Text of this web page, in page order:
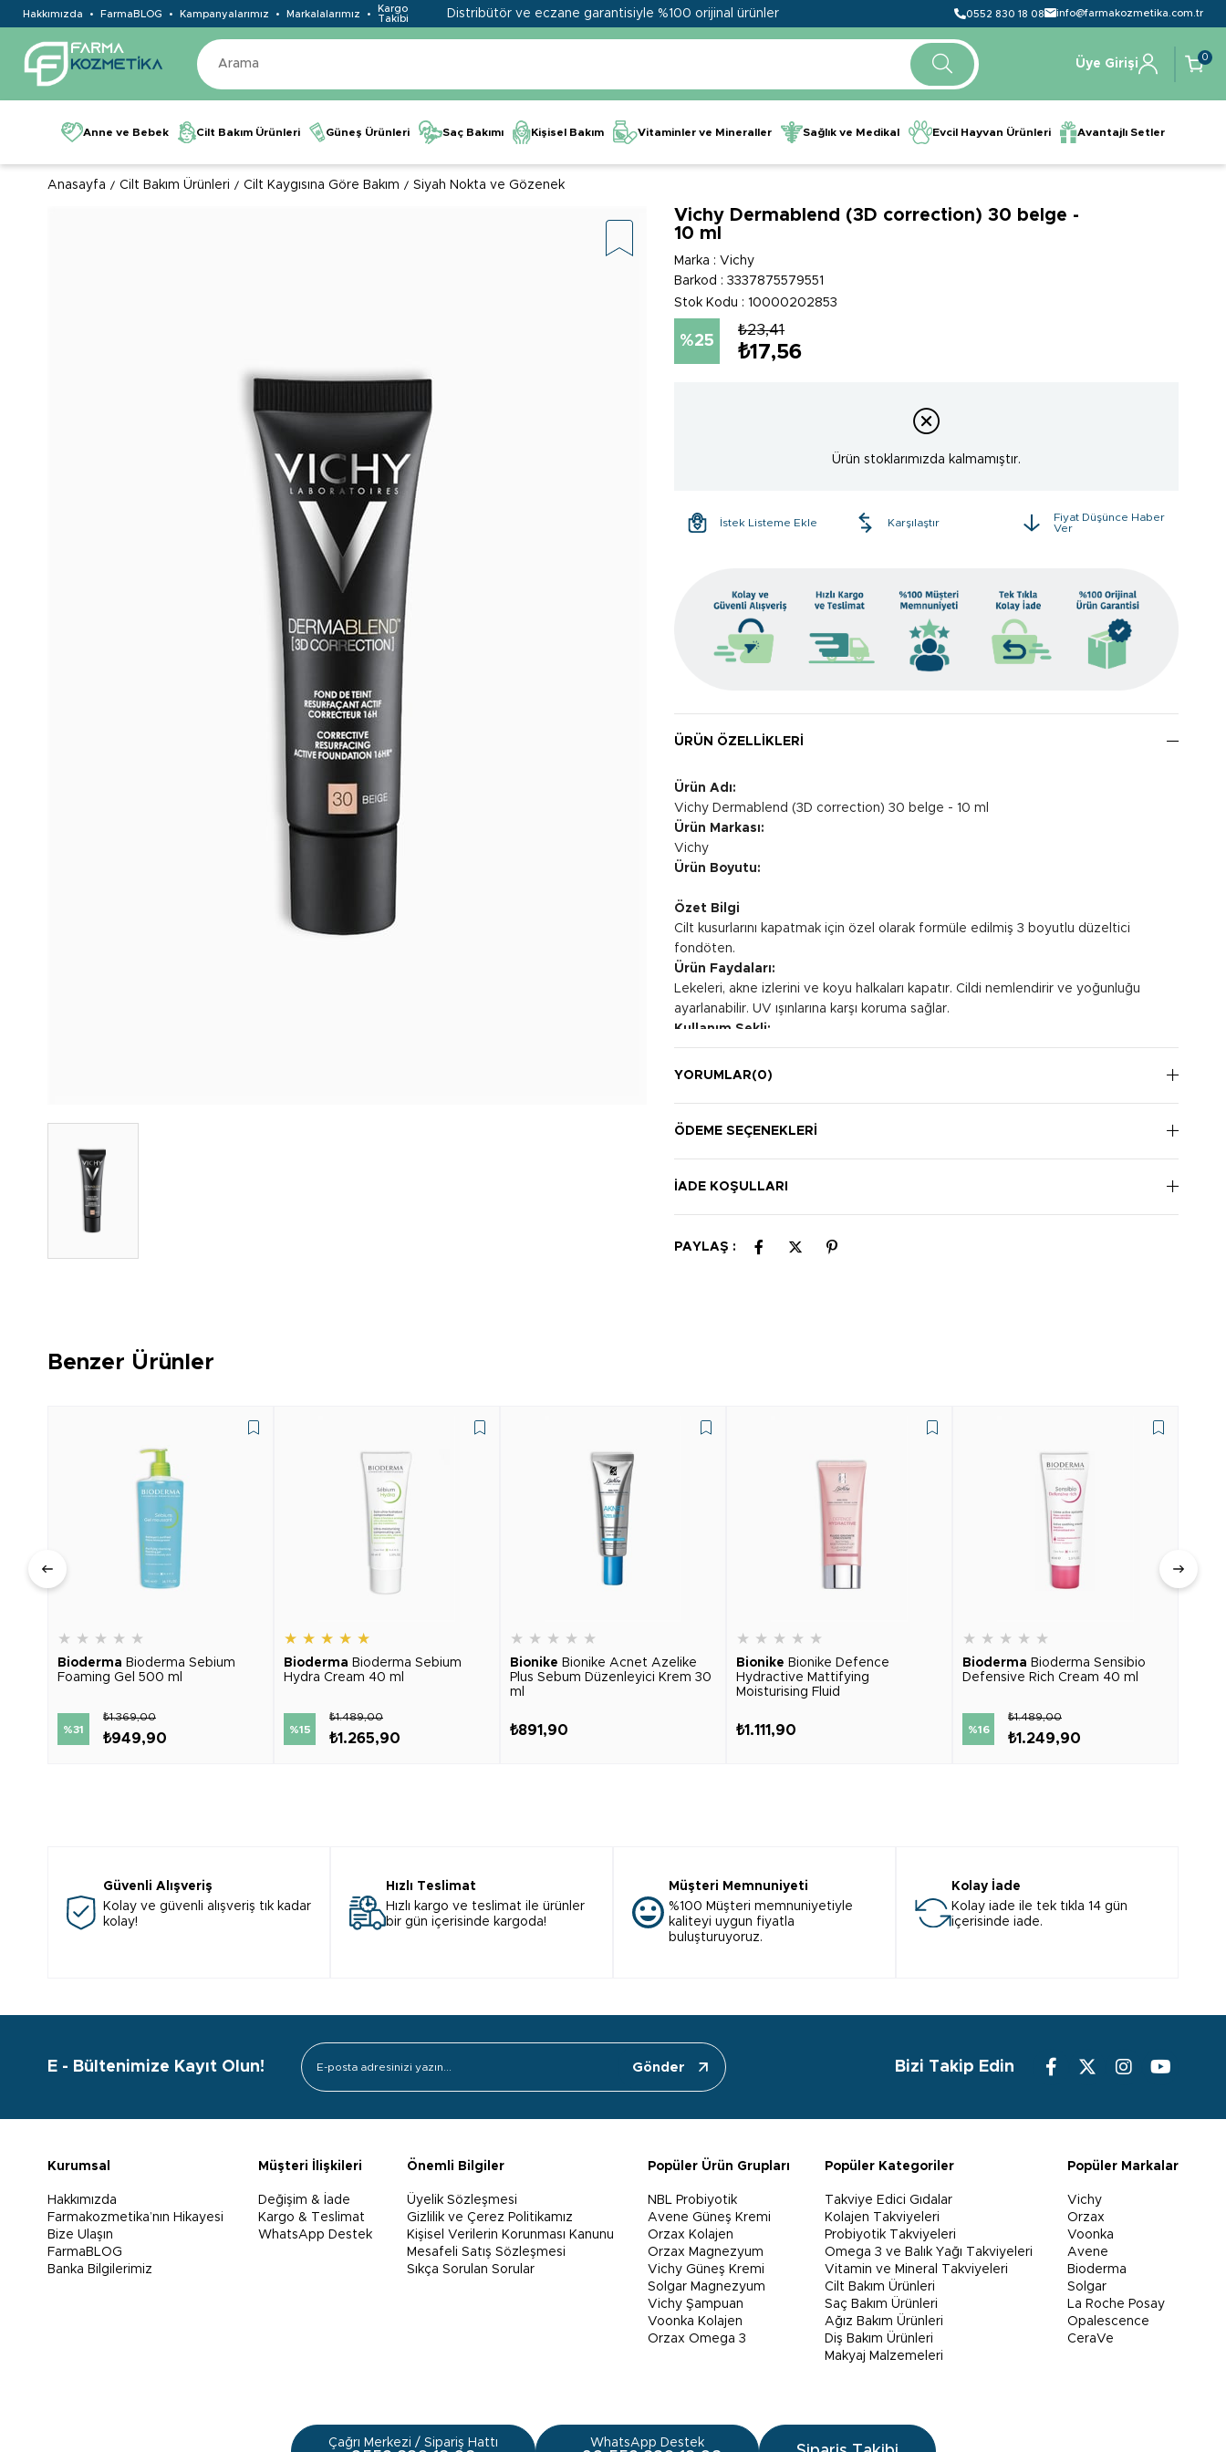
Hakkımızda FarmaBLOG Kampanyalarımız Markalalarımız
Kargo
Takibi
Distribütör ve eczane garantisiyle %100 orijinal ürünler 0552 830 18 08 info@farmakozmetika.com.tr
Üye Girişi
0
Anne ve Bebek Cilt Bakım Ürünleri Güneş Ürünleri Saç Bakımı Kişisel Bakım Vitaminler ve Mineraller Sağlık ve Medikal Evcil Hayvan Ürünleri Avantajlı Setler
Anasayfa Cilt Bakım Ürünleri Cilt Kaygısına Göre Bakım Siyah Nokta ve Gözenek
Vichy Dermablend (3D correction) 30 belge -
10 ml
Marka : Vichy
Barkod : 3337875579551
Stok Kodu
10000202853
25
₺23,41
₺17,56
Ürün stoklarımızda kalmamıştır.
İstek Listeme Ekle Karşılaştır
Fiyat Düşünce Haber
Ver
ÜRÜN ÖZELLIKLERI
Ürün Adı:
Vichy Dermablend (3D correction) 30 belge - 10 ml
Ürün Markası:
Vichy
Ürün Boyutu:
Özet Bilgi
Cilt kusurlarını kapatmak için özel olarak formüle edilmiş 3 boyutlu düzeltici
fondöten.
Ürün Faydaları:
Lekeleri, akne izlerini ve koyu halkaları kapatır. Cildi nemlendirir ve yoğunluğu
ayarlanabilir. UV ışınlarına karşı koruma sağlar.
Kullanım Şekli:
Temiz ve nemlendirilmiş cilde uygulayın. Kapatıcılığı arttırmak için, kat kat
uygulayın. Göz çevresi ile temasından kaçının.
YORUMLAR(0)
ÖDEME SEÇENEKLERI
İADE KOŞULLARI
PAYLAŞ :
Benzer Ürünler
★ ★ ★ ★ ★
Bioderma Bioderma Sebium
Foaming Gel 500 ml
%31
₺949,90
₺1.369,00
★ ★ ★ ★ ★
Bioderma Bioderma Sebium
Hydra Cream 40 ml
%15
₺1.265,90
₺1.489,00
★ ★ ★ ★ ★
Bionike Bionike Acnet Azelike
Plus Sebum Düzenleyici Krem 30
ml
₺891,90
★ ★ ★ ★ ★
Bionike Bionike Defence
Hydractive Mattifying
Moisturising Fluid
₺1.111,90
★ ★ ★ ★ ★
Bioderma Bioderma Sensibio
Defensive Rich Cream 40 ml
%16
₺1.249,90
₺1.489,00
Güvenli Alışveriş
Kolay ve güvenli alışveriş tık kadar
kolay!
Hızlı Teslimat
Hızlı kargo ve teslimat ile ürünler
bir gün içerisinde kargoda!
Müşteri Memnuniyeti
%100 Müşteri memnuniyetiyle
kaliteyi uygun fiyatla
buluşturuyoruz.
Kolay İade
Kolay iade ile tek tıkla 14 gün
içerisinde iade.
E - Bültenimize Kayıt Olun! Gönder Bizi Takip Edin
Kurumsal
Hakkımızda
Farmakozmetika’nın Hikayesi
Bize Ulaşın
FarmaBLOG
Banka Bilgilerimiz
Müşteri İlişkileri
Değişim & İade
Kargo & Teslimat
WhatsApp Destek
Önemli Bilgiler
Üyelik Sözleşmesi
Gizlilik ve Çerez Politikamız
Kişisel Verilerin Korunması Kanunu
Mesafeli Satış Sözleşmesi
Sıkça Sorulan Sorular
Popüler Ürün Grupları
NBL Probiyotik
Avene Güneş Kremi
Orzax Kolajen
Orzax Magnezyum
Vichy Güneş Kremi
Solgar Magnezyum
Vichy Şampuan
Voonka Kolajen
Orzax Omega 3
Popüler Kategoriler
Takviye Edici Gıdalar
Kolajen Takviyeleri
Probiyotik Takviyeleri
Omega 3 ve Balık Yağı Takviyeleri
Vitamin ve Mineral Takviyeleri
Cilt Bakım Ürünleri
Saç Bakım Ürünleri
Ağız Bakım Ürünleri
Diş Bakım Ürünleri
Makyaj Malzemeleri
Popüler Markalar
Vichy
Orzax
Voonka
Avene
Bioderma
Solgar
La Roche Posay
Opalescence
CeraVe
Çağrı Merkezi / Sipariş Hattı WhatsApp Destek